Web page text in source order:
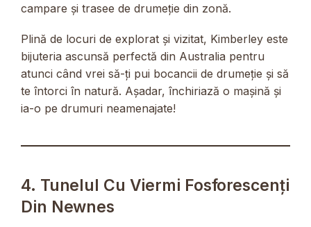
campare și trasee de drumeție din zonă.
Plină de locuri de explorat și vizitat, Kimberley este
bijuteria ascunsă perfectă din Australia pentru
atunci când vrei să-ți pui bocancii de drumeție și să
te întorci în natură. Așadar, închiriază o mașină și
ia-o pe drumuri neamenajate!
4. Tunelul Cu Viermi Fosforescenți
Din Newnes